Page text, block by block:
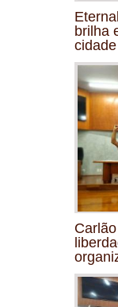
brilha